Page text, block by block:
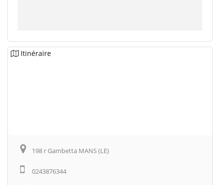
Itinéraire
198 r Gambetta MANS (LE)
0243876344